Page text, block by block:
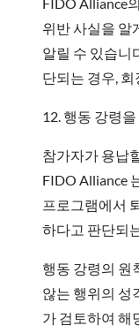
위반 사실을 알
알릴 수 있습니
단되는 경우,
12. 행동 강령
참가자가 용납
FIDO Alliance
프로그램에서
하다고 판단되
행동 강령의 원
않는 행위의 성
가 검토하여 해